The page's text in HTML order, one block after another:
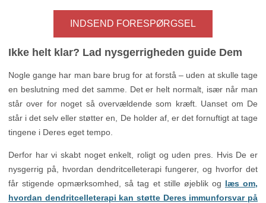
INDSEND FORESPØRGSEL
Ikke helt klar? Lad nysgerrigheden guide Dem
Nogle gange har man bare brug for at forstå – uden at skulle tage
en beslutning med det samme. Det er helt normalt, især når man
står over for noget så overvældende som kræft. Uanset om De
står i det selv eller støtter en, De holder af, er det fornuftigt at tage
tingene i Deres eget tempo.
Derfor har vi skabt noget enkelt, roligt og uden pres. Hvis De er
nysgerrig på, hvordan dendritcelleterapi fungerer, og hvorfor det
får stigende opmærksomhed, så tag et stille øjeblik og læs om,
hvordan dendritcelleterapi kan støtte Deres immunforsvar på